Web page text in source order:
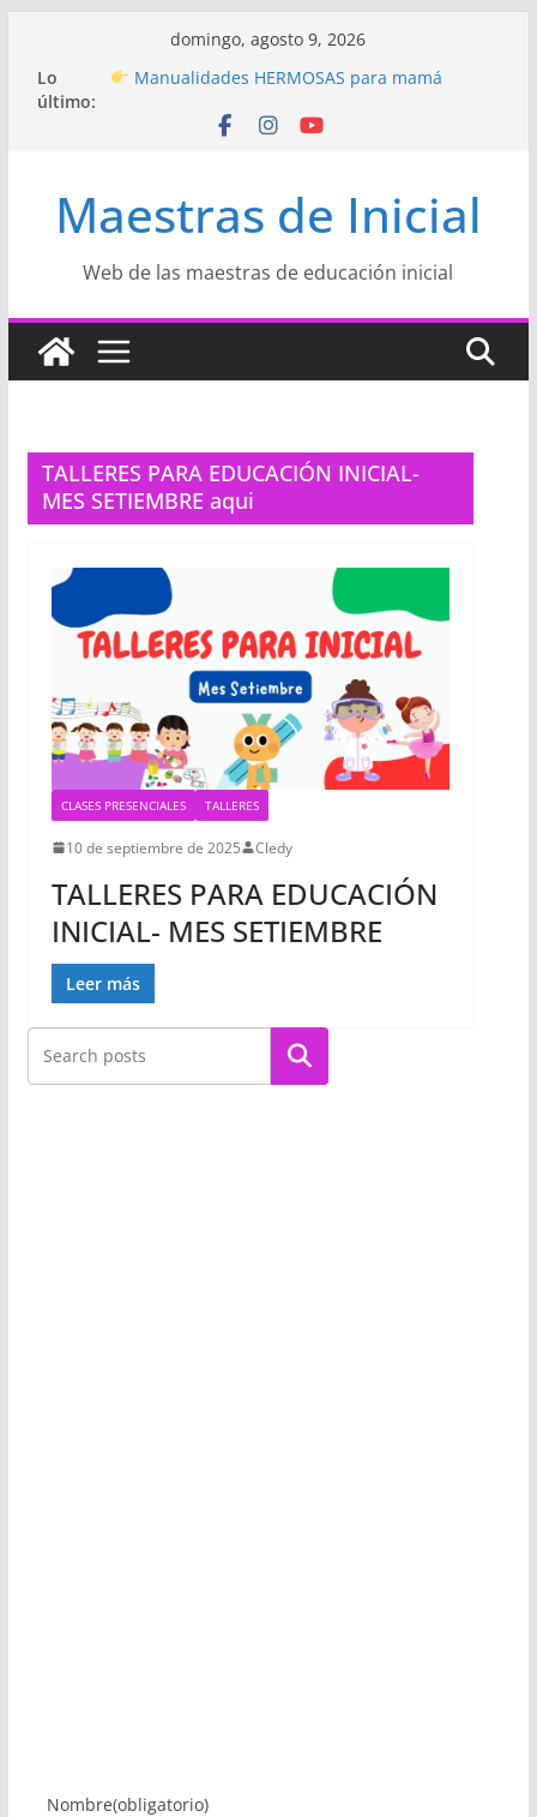
contenido
domingo, agosto 9, 2026
Lo
último:
Hermosos dibujos para MAMÁ: colorea con
amor en Inicial
Manualidades HERMOSAS para mamá
(fáciles y llenas de amor)
Proyecto
“Celebramos con Alegría la Semana
de la Educación Inicial»
Proyecto de Aprendizaje
Un regalo para
Mamá hecho con amor
Maestras de Inicial
Web de las maestras de educación inicial
TALLERES PARA EDUCACIÓN INICIAL-
MES SETIEMBRE aqui
CLASES PRESENCIALES TALLERES
10 de septiembre de 2025 Cledy
TALLERES PARA EDUCACIÓN
INICIAL- MES SETIEMBRE
Leer más
Buscar
Nombre(obligatorio)